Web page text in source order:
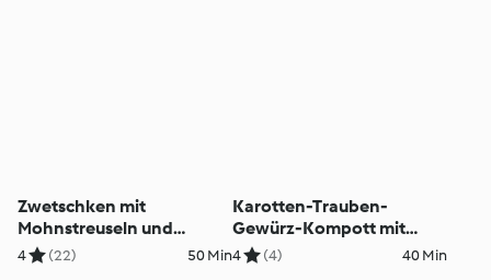
Zwetschken mit
Mohnstreuseln und
Vanillesauce
4 (22) 50 Min
Karotten-Trauben-
Gewürz-Kompott mit
Vanillecreme
4 (4) 40 Min